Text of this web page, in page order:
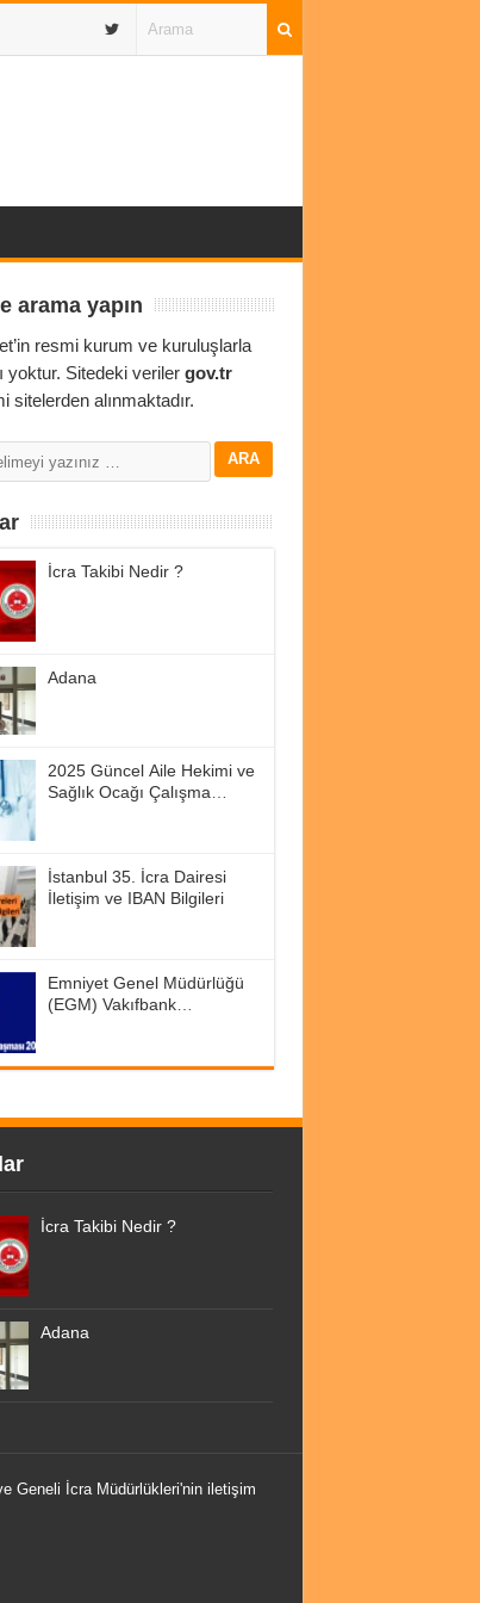
arama yapın
resmi kurum ve kuruluşlarla
yoktur. Sitedeki veriler gov.tr
sitelerden alınmaktadır.
İcra Takibi Nedir ?
Adana
2025 Güncel Aile Hekimi ve
Sağlık Ocağı Çalışma
İstanbul 35. İcra Dairesi
İletişim ve IBAN Bilgileri
Emniyet Genel Müdürlüğü
(EGM) Vakıfbank
İcra Takibi Nedir ?
Adana
Geneli İcra Müdürlükleri'nin iletişim